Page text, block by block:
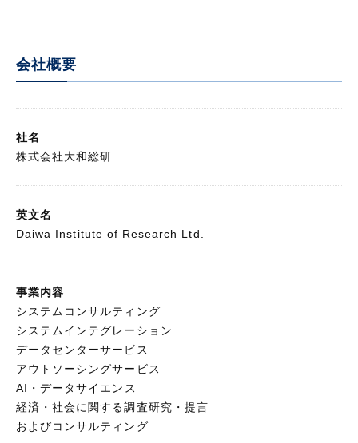
会社概要
社名
株式会社大和総研
英文名
Daiwa Institute of Research Ltd.
事業内容
システムコンサルティング
システムインテグレーション
データセンターサービス
アウトソーシングサービス
AI・データサイエンス
経済・社会に関する調査研究・提言
およびコンサルティング